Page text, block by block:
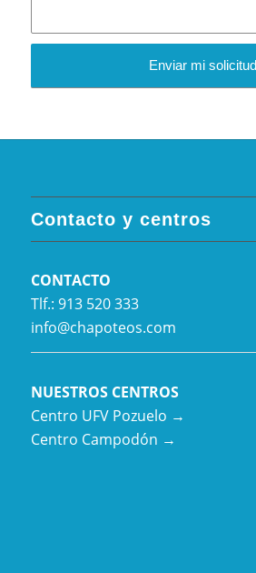
Contacto y centros
CONTACTO
Tlf.: 913 520 333
info@chapoteos.com
NUESTROS CENTROS
Centro UFV Pozuelo →
Centro Campodón →